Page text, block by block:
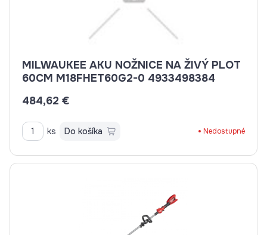
MILWAUKEE AKU NOŽNICE NA ŽIVÝ PLOT
60CM M18FHET60G2-0 4933498384
484,62 €
ks Do košíka Nedostupné